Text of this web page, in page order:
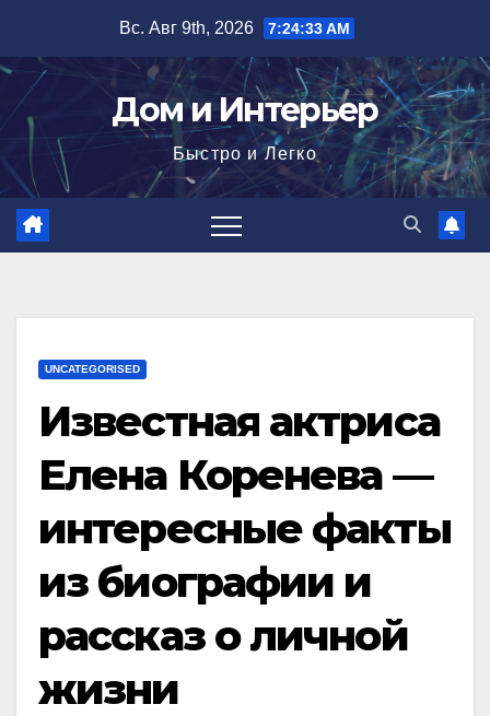
содержимому
Вс. Авг 9th, 2026 7:24:34 AM
Дом и Интерьер
Быстро и Легко
UNCATEGORISED
Известная актриса
Елена Коренева —
интересные факты
из биографии и
рассказ о личной
жизни